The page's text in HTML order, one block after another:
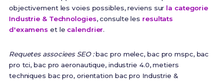
objectivement les voies possibles, reviens sur la categorie
Industrie & Technologies, consulte les resultats
d'examens et le calendrier.
Requetes associees SEO :bac pro melec, bac pro mspc, bac
pro tci, bac pro aeronautique, industrie 4.0, metiers
techniques bac pro, orientation bac pro Industrie &